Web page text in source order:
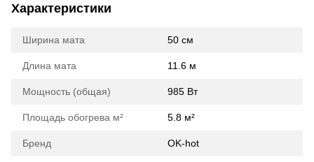
Характеристики
Ширина мата 50 cм
Длина мата 11.6 м
Мощность (общая) 985 Вт
Площадь обогрева м² 5.8 м²
Бренд OK-hot